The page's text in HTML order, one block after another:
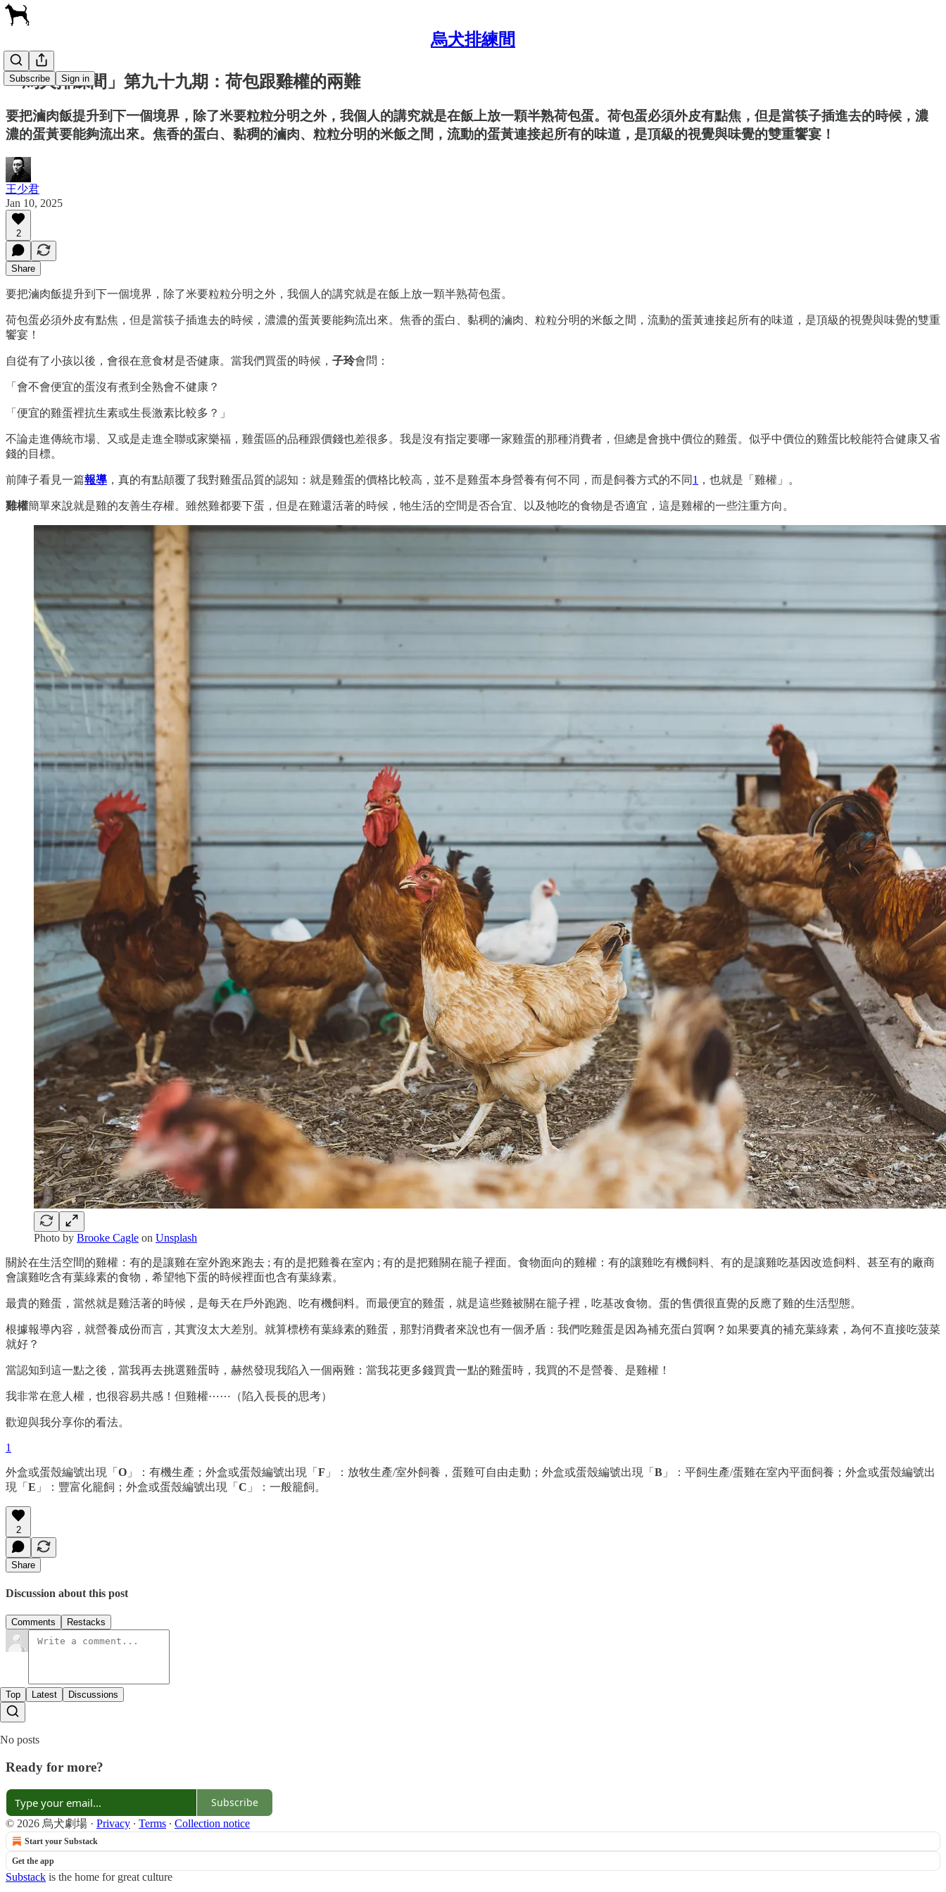
烏犬排練間
Subscribe Sign in
「烏犬排練間」第九十九期：荷包跟雞權的兩難
要把滷肉飯提升到下一個境界，除了米要粒粒分明之外，我個人的講究就是在飯上放一顆半熟荷包蛋。荷包蛋必須外皮有點焦，但是當筷子插進去的時候，濃
濃的蛋黃要能夠流出來。焦香的蛋白、黏稠的滷肉、粒粒分明的米飯之間，流動的蛋黃連接起所有的味道，是頂級的視覺與味覺的雙重饗宴！
王少君
Jan 10, 2025
2
Share
要把滷肉飯提升到下一個境界，除了米要粒粒分明之外，我個人的講究就是在飯上放一顆半熟荷包蛋。
荷包蛋必須外皮有點焦，但是當筷子插進去的時候，濃濃的蛋黃要能夠流出來。焦香的蛋白、黏稠的滷肉、粒粒分明的米飯之間，流動的蛋黃連接起所有的味道，是頂級的視覺與味覺的雙重
饗宴！
自從有了小孩以後，會很在意食材是否健康。當我們買蛋的時候， 子玲會問：
「會不會便宜的蛋沒有煮到全熟會不健康？
「便宜的雞蛋裡抗生素或生長激素比較多？」
不論走進傳統市場、又或是走進全聯或家樂福，雞蛋區的品種跟價錢也差很多。我是沒有指定要哪一家雞蛋的那種消費者，但總是會挑中價位的雞蛋。似乎中價位的雞蛋比較能符合健康又省
錢的目標。
前陣子看見一篇報導 ，真的有點顛覆了我對雞蛋品質的認知：就是雞蛋的價格比較高，並不是雞蛋本身營養有何不同，而是飼養方式的不同 1 ，也就是「雞權」。
雞權簡單來說就是雞的友善生存權。雖然雞都要下蛋，但是在雞還活著的時候，牠生活的空間是否合宜、以及牠吃的食物是否適宜，這是雞權的一些注重方向。
Photo by Brooke Cagle on Unsplash
關於在生活空間的雞權：有的是讓雞在室外跑來跑去 ; 有的是把雞養在室內 ; 有的是把雞關在籠子裡面。食物面向的雞權：有的讓雞吃有機飼料、有的是讓雞吃基因改造飼料、甚至有的廠商
會讓雞吃含有葉綠素的食物，希望牠下蛋的時候裡面也含有葉綠素。
最貴的雞蛋，當然就是雞活著的時候，是每天在戶外跑跑、吃有機飼料。而最便宜的雞蛋，就是這些雞被關在籠子裡，吃基改食物。蛋的售價很直覺的反應了雞的生活型態。
根據報導內容，就營養成份而言，其實沒太大差別。就算標榜有葉綠素的雞蛋，那對消費者來說也有一個矛盾：我們吃雞蛋是因為補充蛋白質啊？如果要真的補充葉綠素，為何不直接吃菠菜
就好？
當認知到這一點之後，當我再去挑選雞蛋時，赫然發現我陷入一個兩難：當我花更多錢買貴一點的雞蛋時，我買的不是營養、是雞權！
我非常在意人權，也很容易共感！但雞權⋯⋯（陷入長長的思考）
歡迎與我分享你的看法。
1
外盒或蛋殼編號出現「 O 」：有機生產；外盒或蛋殼編號出現「 F 」：放牧生產/室外飼養，蛋雞可自由走動；外盒或蛋殼編號出現「 B 」：平飼生產/蛋雞在室內平面飼養；外盒或蛋殼編號出
現「 E 」：豐富化籠飼；外盒或蛋殼編號出現「 C 」：一般籠飼。
2
Share
Discussion about this post
Comments Restacks
Top Latest Discussions
No posts
Ready for more?
Subscribe
© 2026 烏犬劇場 · Privacy ∙ Terms ∙ Collection notice
Start your Substack
Get the app
Substack is the home for great culture